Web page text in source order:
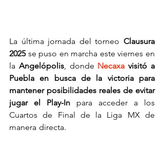
La última jornada del torneo Clausura
2025 se puso en marcha este viernes en
la Angelópolis, donde Necaxa visitó a
Puebla en busca de la victoria para
mantener posibilidades reales de evitar
jugar el Play-In para acceder a los
Cuartos de Final de la Liga MX de
manera directa.